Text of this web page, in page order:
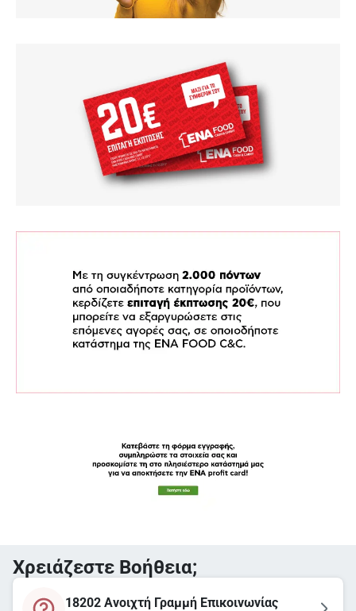
Χρειάζεστε Βοήθεια;
18202 Ανοιχτή Γραμμή Επικοινωνίας